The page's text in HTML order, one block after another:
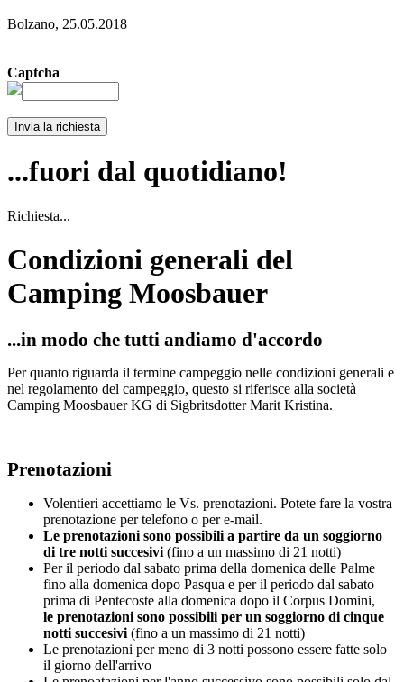
Bolzano, 25.05.2018
Captcha
Invia la richiesta
...fuori dal quotidiano!
Richiesta...
Condizioni generali del
Camping Moosbauer
...in modo che tutti andiamo d'accordo
Per quanto riguarda il termine campeggio nelle condizioni generali e
nel regolamento del campeggio, questo si riferisce alla società
Camping Moosbauer KG di Sigbritsdotter Marit Kristina.
Prenotazioni
Volentieri accettiamo le Vs. prenotazioni. Potete fare la vostra
prenotazione per telefono o per e-mail.
Le prenotazioni sono possibili a partire da un soggiorno
di tre notti succesivi(fino a un massimo di 21 notti)
Per il periodo dal sabato prima della domenica delle Palme
fino alla domenica dopo Pasqua e per il periodo dal sabato
prima di Pentecoste alla domenica dopo il Corpus Domini,
le prenotazioni sono possibili per un soggiorno di cinque
notti succesivi(fino a un massimo di 21 notti)
Le prenotazioni per meno di 3 notti possono essere fatte solo
il giorno dell'arrivo